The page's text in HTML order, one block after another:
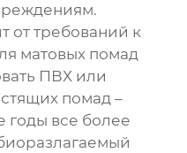
от требований к
матовых помад
ПВХ или
помад –
годы все более